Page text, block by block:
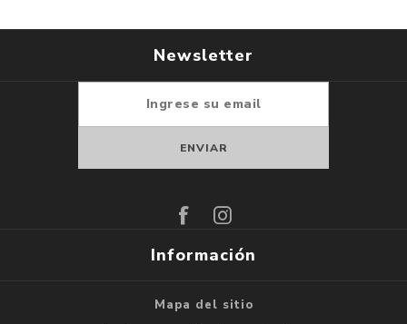
Newsletter
Información
Mapa del sitio